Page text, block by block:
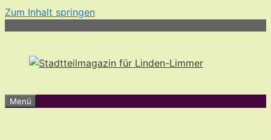
Zum Inhalt springen
Menü